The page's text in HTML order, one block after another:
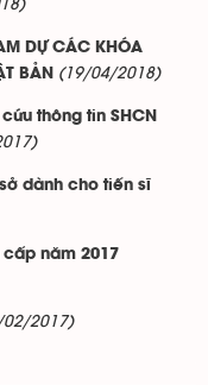
DỰ CÁC KHÓA
BẢN
(19/04/2018)
thông tin SHCN
dành cho tiến sĩ
năm 2017
02/2017)